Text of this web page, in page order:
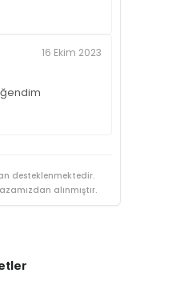
16 Ekim 2023
desteklenmektedir.
alınmıştır.